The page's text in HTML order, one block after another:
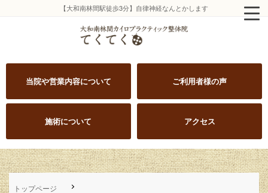
【大和南林間駅徒歩3分】自律神経なんとかします
当院や営業内容について ご利用者様の声
施術について アクセス
トップページ